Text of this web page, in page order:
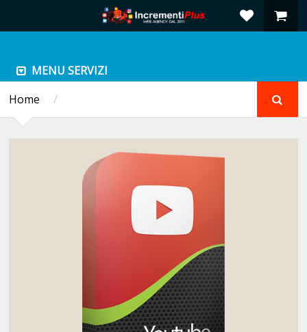
MENU SERVIZI
Home
/